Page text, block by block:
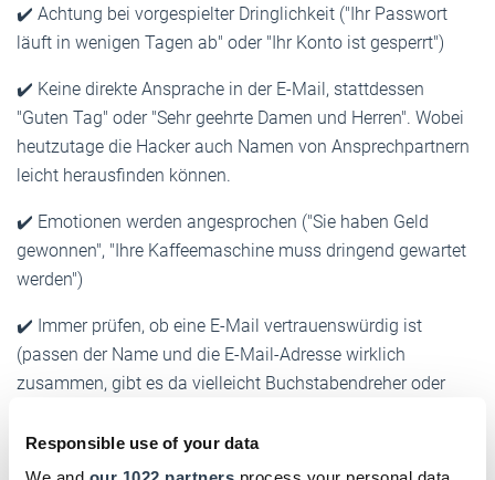
Responsible use of your data
✔️ Achtung bei vorgespielter Dringlichkeit ("Ihr Passwort
läuft in wenigen Tagen ab" oder "Ihr Konto ist gesperrt")
✔️ Keine direkte Ansprache in der E-Mail, stattdessen
"Guten Tag" oder "Sehr geehrte Damen und Herren". Wobei
heutzutage die Hacker auch Namen von Ansprechpartnern
leicht herausfinden können.
✔️ Emotionen werden angesprochen ("Sie haben Geld
gewonnen", "Ihre Kaffeemaschine muss dringend gewartet
werden")
✔️ Immer prüfen, ob eine E-Mail vertrauenswürdig ist
(passen der Name und die E-Mail-Adresse wirklich
zusammen, gibt es da vielleicht Buchstabendreher oder
✔️ Hovering: Links sichtbar machen, indem man mit der